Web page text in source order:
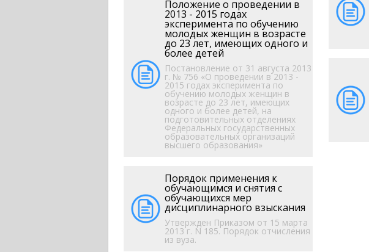
Положение о проведении в
2013 - 2015 годах
эксперимента по обучению
молодых женщин в возрасте
до 23 лет, имеющих одного и
более детей
Постановление от 31 августа 2013
г. № 756 «О проведении в 2013 -
2015 годах эксперимента по
обучению молодых женщин в
возрасте до 23 лет, имеющих
одного и более детей, на
подготовительных отделениях
Федеральных государственных
образовательных организаций
высшего образования»
Порядок применения к
обучающимся и снятия с
обучающихся мер
дисциплинарного взыскания
Утвержден Приказом от 15 марта
2013 г. N 185. Порядок отчисления
из вуза.